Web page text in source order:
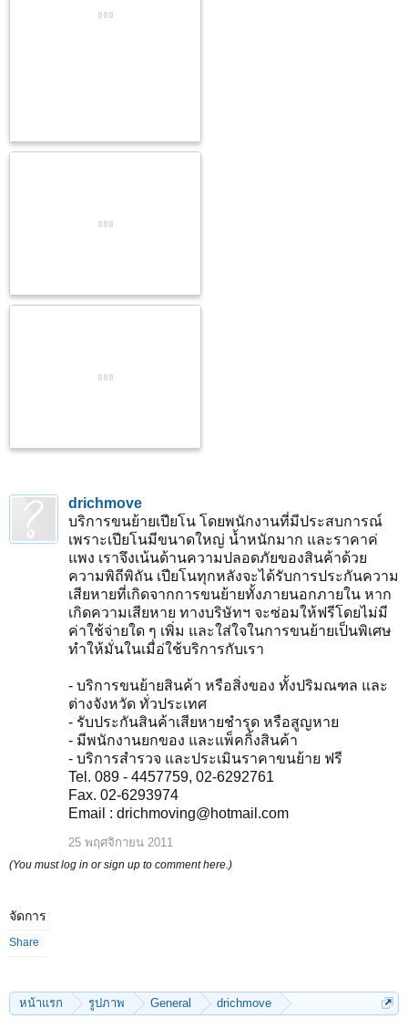
drichmove
บริการขนย้ายเปียโน โดยพนักงานที่มีประสบการณ์
เพราะเปียโนมีขนาดใหญ่ น้ำหนักมาก และราคาค่
แพง เราจึงเน้นด้านความปลอดภัยของสินค้าด้วย
ความพิถีพิถัน เปียโนทุกหลังจะได้รับการประกันความ
เสียหายที่เกิดจากการขนย้ายทั้งภายนอกภายใน หาก
เกิดความเสียหาย ทางบริษัทฯ จะซ่อมให้ฟรีโดยไม่มี
ค่าใช้จ่ายใด ๆ เพิ่ม และใส่ใจในการขนย้ายเป็นพิเศษ
ทำให้มั่นในเมื่อ่ใช้บริการกับเรา
- บริการขนย้ายสินค้า หรือสิ่งของ ทั้งปริมณฑล และ
ต่างจังหวัด ทั่วประเทศ
- รับประกันสินค้าเสียหายชำรุด หรือสูญหาย
- มีพนักงานยกของ และแพ็คกิ้งสินค้า
- บริการสำรวจ และประเมินราคาขนย้าย ฟรี
Tel. 089 - 4457759, 02-6292761
Fax. 02-6293974
Email : drichmoving@hotmail.com
25 พฤศจิกายน 2011
(You must log in or sign up to comment here.)
จัดการ
Share
หน้าแรก รูปภาพ General
drichmove